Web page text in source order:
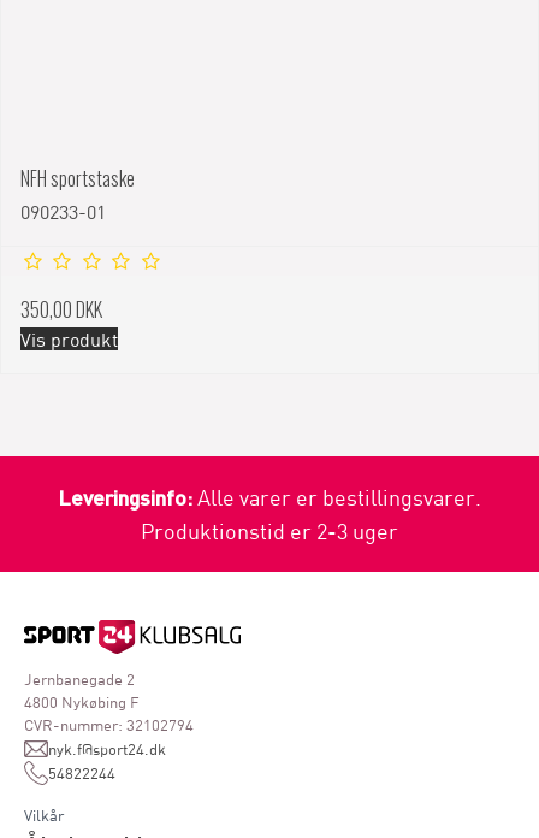
NFH sportstaske
090233-01
350,00 DKK
Vis produkt
Leveringsinfo:Alle varer er bestillingsvarer.
Produktionstid er 2-3 uger
Jernbanegade 2
4800 Nykøbing F
CVR-nummer: 32102794
nyk.f@sport24.dk
54822244
Vilkår